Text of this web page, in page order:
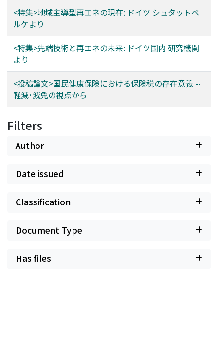
<特集>地域主導型再エネの現在: ドイツ シュタットベ
ルケより
<特集>先端技術と再エネの未来: ドイツ国内 研究機関
より
<投稿論文>国民健康保険における保険税の存在意義 --
軽減･減免の視点から
Filters
Author
Date issued
Classification
Document Type
Has files